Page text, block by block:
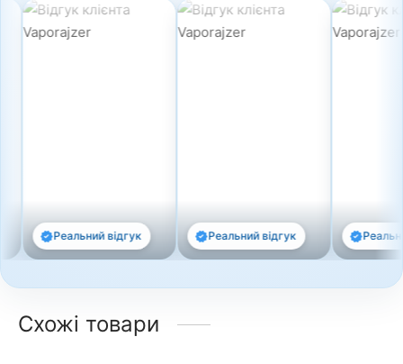
Реальний відгук Реальний відгук Реальний
Схожі товари